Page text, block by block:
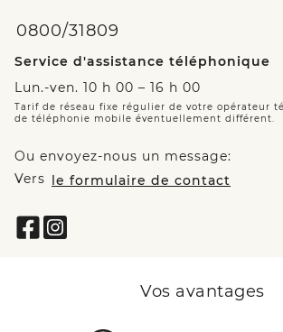
0800/31809
Service d'assistance téléphonique
Lun.-ven. 10 h 00 – 16 h 00
Tarif de réseau fixe régulier de votre opérateur
de téléphonie mobile éventuellement différent.
Ou envoyez-nous un message:
Vers le formulaire de contact
Vos avantages